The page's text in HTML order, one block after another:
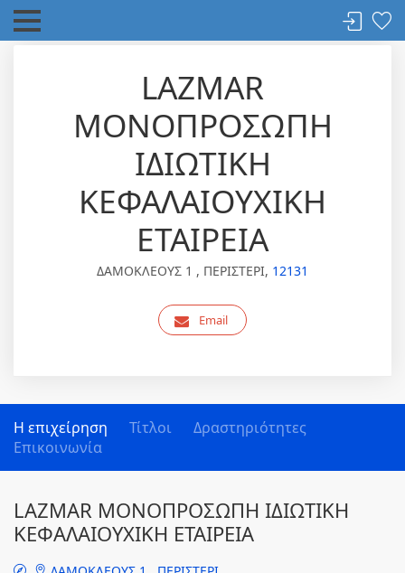
LAZMAR
ΜΟΝΟΠΡΟΣΩΠΗ
ΙΔΙΩΤΙΚΗ
ΚΕΦΑΛΑΙΟΥΧΙΚΗ
ΕΤΑΙΡΕΙΑ
ΔΑΜΟΚΛΕΟΥΣ 1 , ΠΕΡΙΣΤΕΡΙ, 12131
Email
Η επιχείρηση Τίτλοι
Δραστηριότητες
Επικοινωνία
LAZMAR ΜΟΝΟΠΡΟΣΩΠΗ ΙΔΙΩΤΙΚΗ
ΚΕΦΑΛΑΙΟΥΧΙΚΗ ΕΤΑΙΡΕΙΑ